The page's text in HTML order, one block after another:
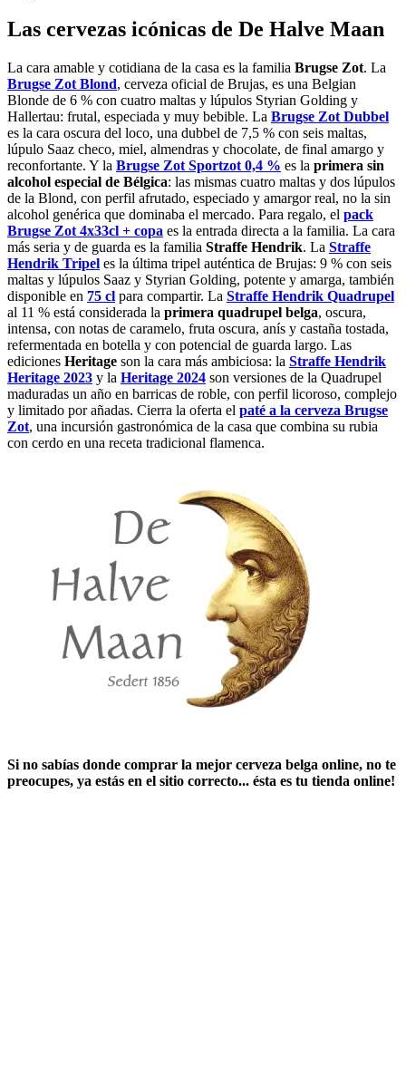
Las cervezas icónicas de De Halve Maan
La cara amable y cotidiana de la casa es la familia Brugse Zot. La
Brugse Zot Blond, cerveza oficial de Brujas, es una Belgian
Blonde de 6 % con cuatro maltas y lúpulos Styrian Golding y
Hallertau: frutal, especiada y muy bebible. La Brugse Zot Dubbel
es la cara oscura del loco, una dubbel de 7,5 % con seis maltas,
lúpulo Saaz checo, miel, almendras y chocolate, de final amargo y
reconfortante. Y la Brugse Zot Sportzot 0,4 % es la primera sin
alcohol especial de Bélgica: las mismas cuatro maltas y dos lúpulos
de la Blond, con perfil afrutado, especiado y amargor real, no la sin
alcohol genérica que dominaba el mercado. Para regalo, el pack
Brugse Zot 4x33cl + copa es la entrada directa a la familia. La cara
más seria y de guarda es la familia Straffe Hendrik. La Straffe
Hendrik Tripel es la última tripel auténtica de Brujas: 9 % con seis
maltas y lúpulos Saaz y Styrian Golding, potente y amarga, también
disponible en 75 cl para compartir. La Straffe Hendrik Quadrupel
al 11 % está considerada la primera quadrupel belga, oscura,
intensa, con notas de caramelo, fruta oscura, anís y castaña tostada,
refermentada en botella y con potencial de guarda largo. Las
ediciones Heritage son la cara más ambiciosa: la Straffe Hendrik
Heritage 2023 y la Heritage 2024 son versiones de la Quadrupel
maduradas un año en barricas de roble, con perfil licoroso, complejo
y limitado por añadas. Cierra la oferta el paté a la cerveza Brugse
Zot, una incursión gastronómica de la casa que combina su rubia
con cerdo en una receta tradicional flamenca.
Si no sabías ​ donde comprar la mejor cerveza belga online​, no te
preocupes, ya estás en el sitio correcto... ésta es tu tienda online!